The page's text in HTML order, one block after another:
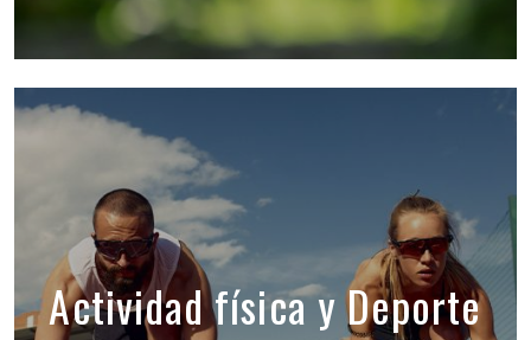
Actividad física y Deporte